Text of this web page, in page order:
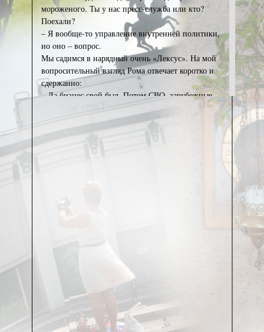
мороженого. Ты у нас пресс-служба или кто?
Поехали?
– Я вообще-то управление внутренней политики,
но oно – вопрос.
Мы садимся в нарядный очень «Лексус». На мой
вопросительный взгляд Рома отвечает коротко и
сдержанно:
– Да бизнес свой был. Потом СВО, зарубежные
контракты рухнули, то-се, но если серьезно – сам
На его встречный вопросительный взгляд я не
придумываю ничего умнее, чем ответить тоже
мировой пандемии!
помойки. И еще раз обозреть помойки.
Полюбоваться на стройки, которые не закончены.
Поговорить с главами сел.
Рома отвечает за экономику района, он не привык
верить бумажкам: «Что нам, не доехать? Сраные 20